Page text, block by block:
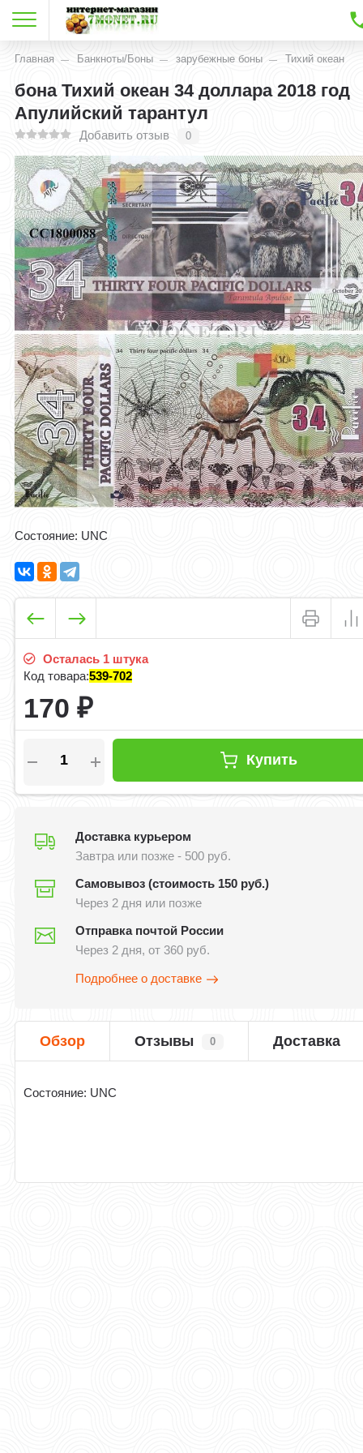
Главная Банкноты/Боны зарубежные боны Тихий океан
бона Тихий океан 34 доллара 2018 год
Апулийский тарантул
Добавить отзыв 0
Состояние: UNC
Осталась 1 штука
Код товара:539-702
170₽
Купить
Доставка курьером
Завтра или позже - 500 руб.
Самовывоз (стоимость 150 руб.)
Через 2 дня или позже
Отправка почтой России
Через 2 дня, от 360 руб.
Подробнее о доставке
Обзор Отзывы 0 Доставка
Состояние: UNC